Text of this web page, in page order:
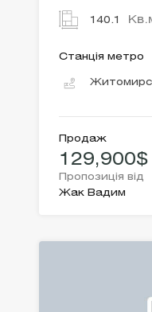
140.1
Станція метро
Продаж
129,900$
Пропозиція від
Жак Вадим